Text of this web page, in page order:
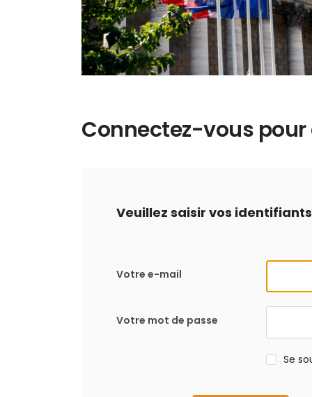
Connectez-vous
Veuillez saisir vos
Votre e-mail
Votre mot de passe
Se